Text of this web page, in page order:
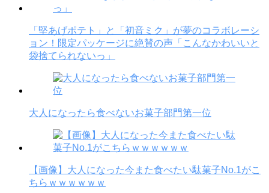
「堅あげポテト」と「初音ミク」が夢のコラボレーシ
ョン！限定パッケージに絶賛の声「こんなかわいいと
袋捨てられないっ」
大人になったら食べないお菓子部門第一位
【画像】大人になった今また食べたい駄菓子No.1がこ
ちらｗｗｗｗｗｗ